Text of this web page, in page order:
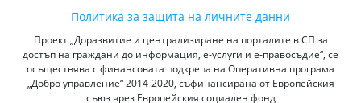
Политика за защита на личните данни
Проект „Доразвитие и централизиране на порталите в СП за
достъп на граждани до информация, е-услуги и е-правосъдие“, се
осъществява с финансовата подкрепа на Оперативна програма
„Добро управление“ 2014-2020, съфинансирана от Европейския
съюз чрез Европейския социален фонд